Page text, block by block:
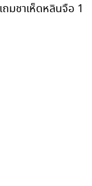
มชาเห็ดหลินจือ 1